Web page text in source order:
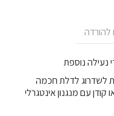
להורדה
נעילה נוספת
לשדרוג לדלת חכמה
עם מנגנון אינטגרלי